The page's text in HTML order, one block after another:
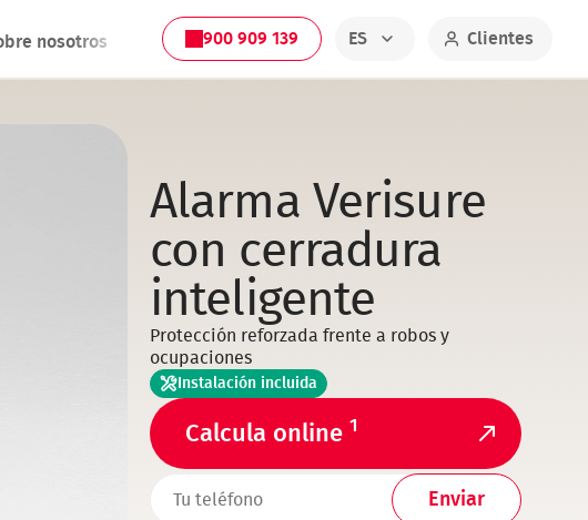
nosotros 900 909 139 ES Clientes
Alarma Verisure
con cerradura
inteligente
Protección reforzada frente a robos y
ocupaciones
Instalación incluida
Calcula online 1